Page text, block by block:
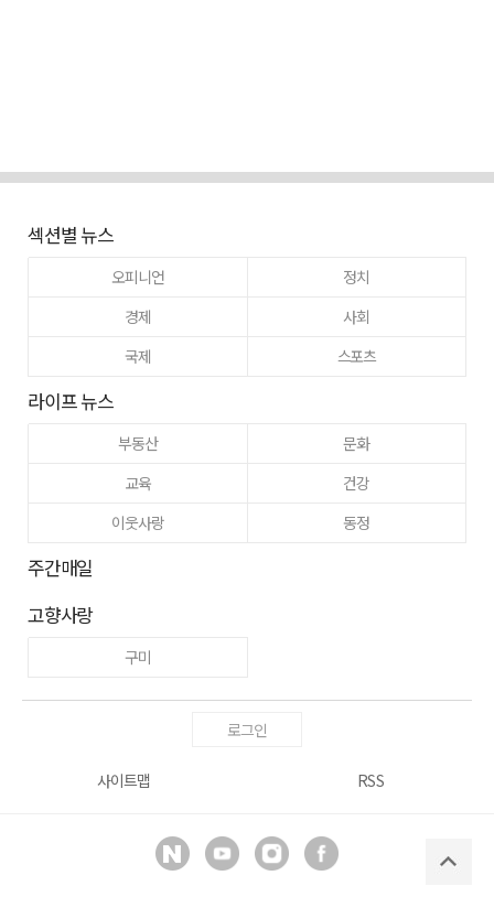
섹션별 뉴스
오피니언
정치
경제
사회
국제
스포츠
라이프 뉴스
부동산
문화
교육
건강
이웃사랑
동정
주간매일
고향사랑
구미
로그인
사이트맵 RSS